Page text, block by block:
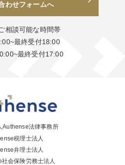
わせフォームへ
相談可能な時間帯
最終受付18:00
最終受付17:00
Authense法律事務所
税理士法人
弁理士法人
会保険労務士法人